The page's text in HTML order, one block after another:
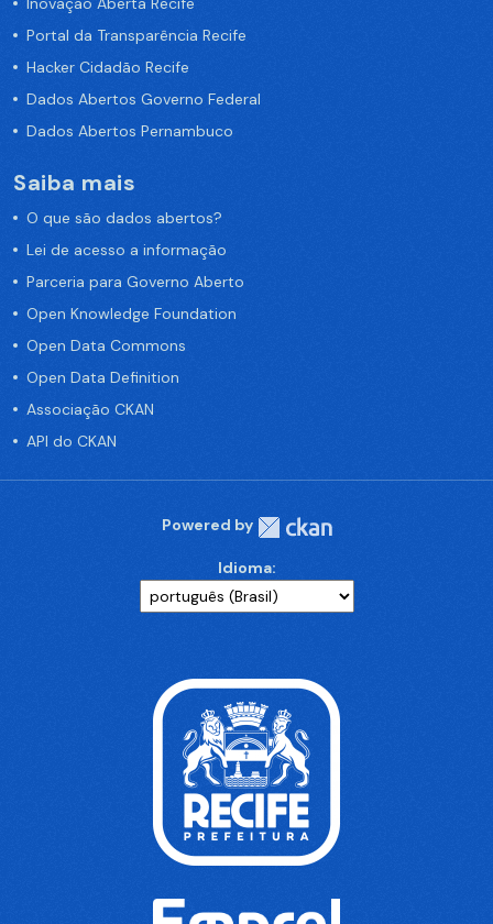
Portal da Transparência Recife
Hacker Cidadão Recife
Dados Abertos Governo Federal
Dados Abertos Pernambuco
Saiba mais
O que são dados abertos?
Lei de acesso a informação
Parceria para Governo Aberto
Open Knowledge Foundation
Open Data Commons
Open Data Definition
Associação CKAN
API do CKAN
Powered by
Idioma